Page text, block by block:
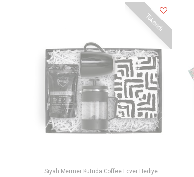
Tükendi
Siyah Mermer Kutuda Coffee Lover Hediye